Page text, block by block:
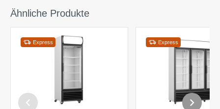
Ähnliche Produkte
Express Express